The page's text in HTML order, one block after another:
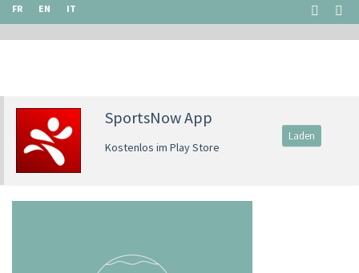
FR EN IT
SportsNow App
Kostenlos im Play Store
Laden